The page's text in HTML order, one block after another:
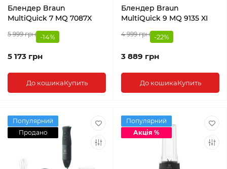
Блендер Braun
MultiQuick 7 MQ 7087X
5 999 грн -14%
5 173 грн
До кошикаКупить
Блендер Braun
MultiQuick 9 MQ 9135 XI
4 999 грн -22%
3 889 грн
До кошикаКупить
Популярний
Продано
Популярний
Акція %